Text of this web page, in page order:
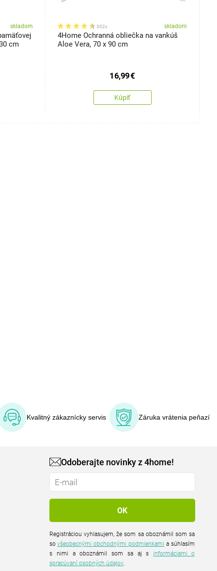
skladom
30 cm
302x skladom
4Home Ochranná obliečka na vankúš
Aloe Vera, 70 x 90 cm
16,99€
Kúpiť
Kvalitný zákaznícky servis Záruka vrátenia peňazí
Odoberajte novinky z 4home!
Registráciou vyhlasujem, že som sa oboznámil som sa
sovšeobecnými obchodnými podmienkami a súhlasím
s nimi a oboznámil som sa aj s informáciami o
spracúvaní osobných údajov.